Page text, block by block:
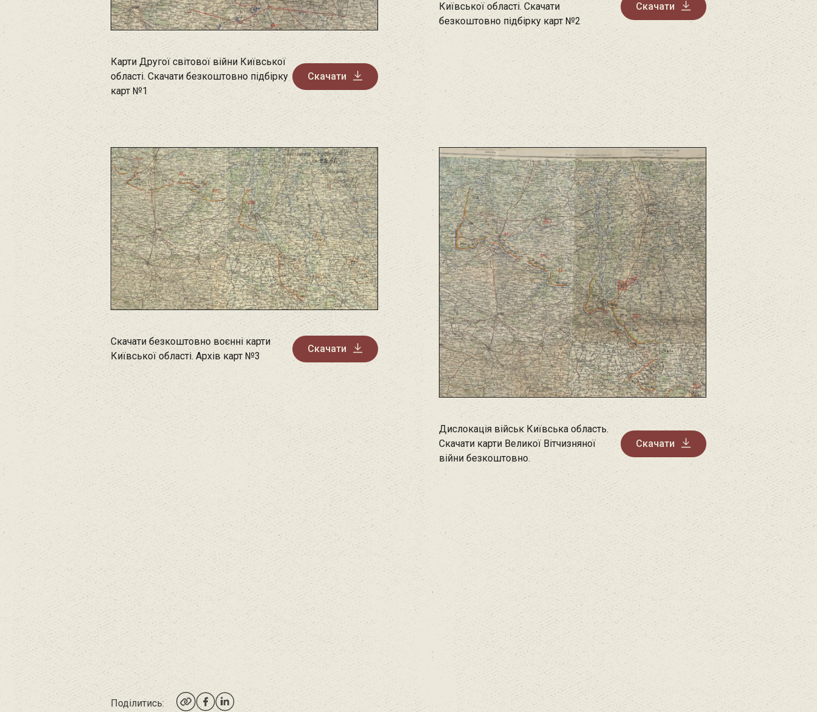
Карти Другої світової війни Київської
області. Скачати безкоштовно підбірку
карт №1
Скачати
Київської області. Скачати
безкоштовно підбірку карт №2
Скачати
Скачати безкоштовно воєнні карти
Київської області. Архів карт №3
Скачати
Дислокація військ Київська область.
Скачати карти Великої Вітчизняної
війни безкоштовно.
Скачати
Поділитись: